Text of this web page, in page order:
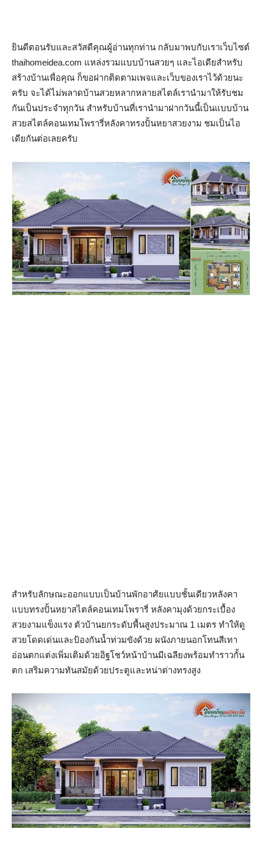
ยินดีตอนรับและสวัสดีคุณผู้อ่านทุกท่าน กลับมาพบกับเราเว็บไซต์
thaihomeidea.com แหล่งรวมแบบบ้านสวยๆ และไอเดียสำหรับ
สร้างบ้านเพื่อคุณ ก็ขอฝากติดตามเพจและเว็บของเราไว้ด้วยนะ
ครับ จะได้ไม่พลาดบ้านสวยหลากหลายสไตล์เรานำมาให้รับชม
กันเป็นประจำทุกวัน สำหรับบ้านที่เรานำมาฝากวันนี้เป็นแบบบ้าน
สวยสไตล์คอนเทมโพรารี่หลังคาทรงปั้นหยาสวยงาม ชมเป็นไอ
เดียกันต่อเลยครับ
สำหรับลักษณะออกแบบเป็นบ้านพักอาศ้ยแบบชั้นเดียวหลังคา
แบบทรงปั้นหยาสไตล์คอนเทมโพรารี่ หลังคามุงด้วยกระเบื้อง
สวยงามแข็งแรง ตัวบ้านยกระดับพื้นสูงประมาณ 1 เมตร ทำให้ดู
สวยโดดเด่นและป้องกันน้ำท่วมขังด้วย ผนังภายนอกโทนสีเทา
อ่อนตกแต่งเพิ่มเติมด้วยอิฐโชว์หน้าบ้านมีเฉลียงพร้อมทำราวกั้น
ตก เสริมความทันสมัยด้วยประตูและหน่าต่างทรงสูง